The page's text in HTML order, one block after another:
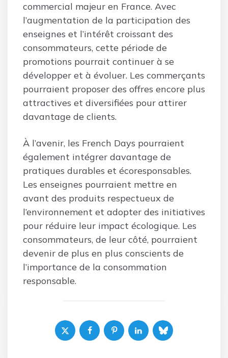
commercial majeur en France. Avec
l’augmentation de la participation des
enseignes et l’intérêt croissant des
consommateurs, cette période de
promotions pourrait continuer à se
développer et à évoluer. Les commerçants
pourraient proposer des offres encore plus
attractives et diversifiées pour attirer
davantage de clients.
À l’avenir, les French Days pourraient
également intégrer davantage de
pratiques durables et écoresponsables.
Les enseignes pourraient mettre en
avant des produits respectueux de
l’environnement et adopter des initiatives
pour réduire leur impact écologique. Les
consommateurs, de leur côté, pourraient
devenir de plus en plus conscients de
l’importance de la consommation
responsable.